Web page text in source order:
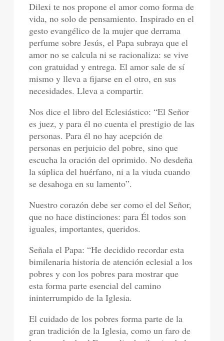
Dilexi te nos propone el amor como forma de
vida, no solo de pensamiento. Inspirado en el
gesto evangélico de la mujer que derrama
perfume sobre Jesús, el Papa subraya que el
amor no se calcula ni se racionaliza: se vive
con gratuidad y entrega. El amor sale de sí
mismo y lleva a fijarse en el otro, en sus
necesidades. Lleva a compartir.
Nos dice el libro del Eclesiástico: “El Señor
es juez, y para él no cuenta el prestigio de las
personas. Para él no hay acepción de
personas en perjuicio del pobre, sino que
escucha la oración del oprimido. No desdeña
la súplica del huérfano, ni a la viuda cuando
se desahoga en su lamento”.
Nuestro corazón debe ser como el del Señor,
que no hace distinciones: para Él todos son
iguales, importantes, queridos.
Señala el Papa: “He decidido recordar esta
bimilenaria historia de atención eclesial a los
pobres y con los pobres para mostrar que
esta forma parte esencial del camino
ininterrumpido de la Iglesia.
El cuidado de los pobres forma parte de la
gran tradición de la Iglesia, como un faro de